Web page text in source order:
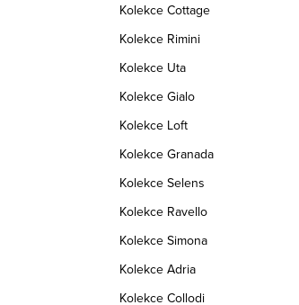
Kolekce Cottage
Kolekce Rimini
Kolekce Uta
Kolekce Gialo
Kolekce Loft
Kolekce Granada
Kolekce Selens
Kolekce Ravello
Kolekce Simona
Kolekce Adria
Kolekce Collodi